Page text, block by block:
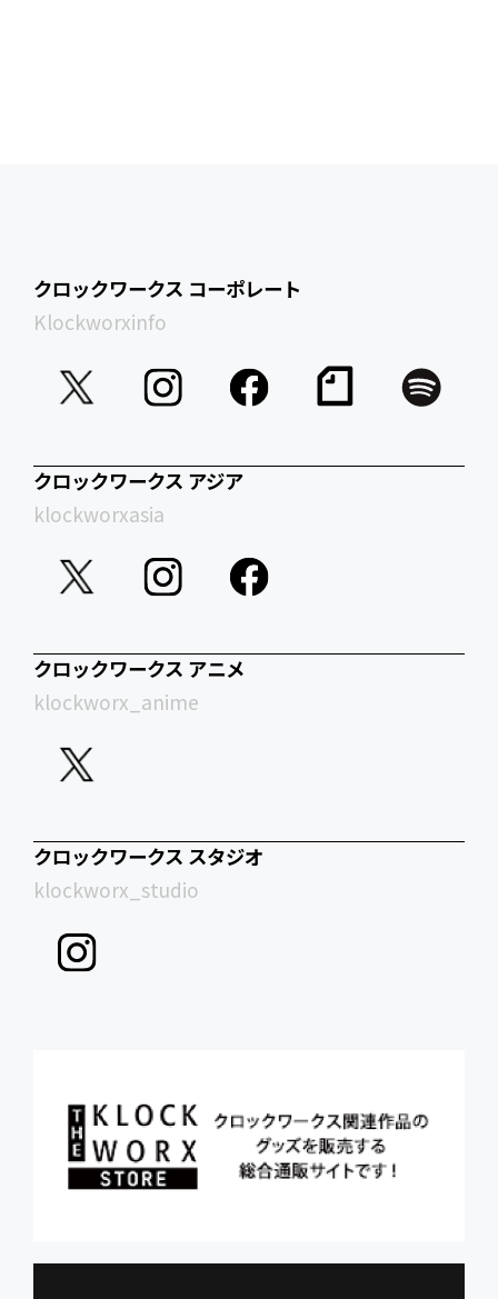
クロックワークス コーポレート
Klockworxinfo
クロックワークス アジア
klockworxasia
クロックワークス アニメ
klockworx_anime
クロックワークス スタジオ
klockworx_studio